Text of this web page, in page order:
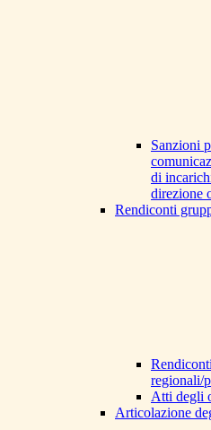
Sanzioni
di
direzione
Rendiconti
regionali/
Atti degli
Articolazione